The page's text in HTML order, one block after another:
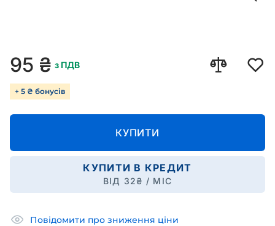
95 ₴ з ПДВ
+ 5 ₴ бонусів
КУПИТИ
КУПИТИ В КРЕДИТ
ВІД 32₴ / МІС
Повідомити про зниження ціни